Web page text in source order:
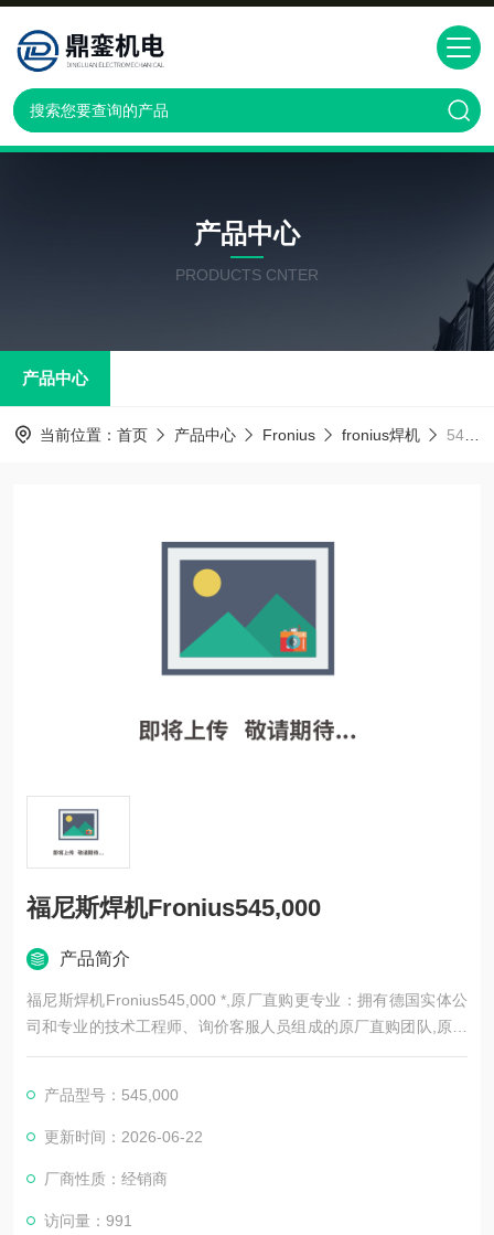
产品中心
PRODUCTS CNTER
产品中心
当前位置： 首页 产品中心 Fronius fronius焊机 545,000福尼斯焊机Fronius545,000
福尼斯焊机Fronius545,000
产品简介
福尼斯焊机Fronius545,000 *,原厂直购更专业：拥有德国实体公
司和专业的技术工程师、询价客服人员组成的原厂直购团队,原厂
直购更省钱：真正实现源头采购，省去代理商和分销商，没有中
达.
产品型号：545,000
更新时间：2026-06-22
厂商性质：经销商
访问量：991